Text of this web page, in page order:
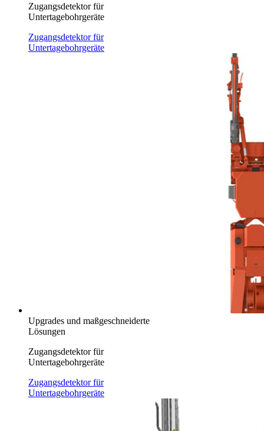
Zugangsdetektor für
Untertagebohrgeräte
Zugangsdetektor für
Untertagebohrgeräte
Upgrades und maßgeschneiderte
Lösungen
Zugangsdetektor für
Untertagebohrgeräte
Zugangsdetektor für
Untertagebohrgeräte